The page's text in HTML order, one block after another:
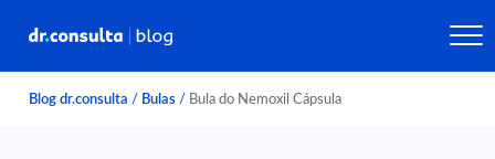
Blog dr.consulta / Bulas / Bula do Nemoxil Cápsula